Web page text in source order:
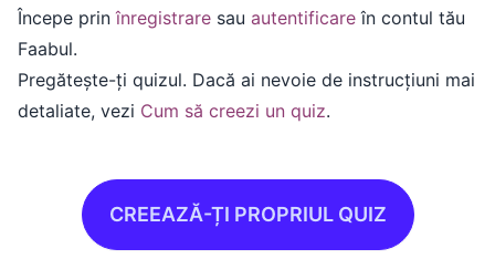
Începe prinînregistrare sau autentificare în contul tău
Faabul.
Pregătește-ți quizul. Dacă ai nevoie de instrucțiuni mai
detaliate, vezi Cum să creezi un quiz.
CREEAZĂ-ȚI PROPRIUL QUIZ